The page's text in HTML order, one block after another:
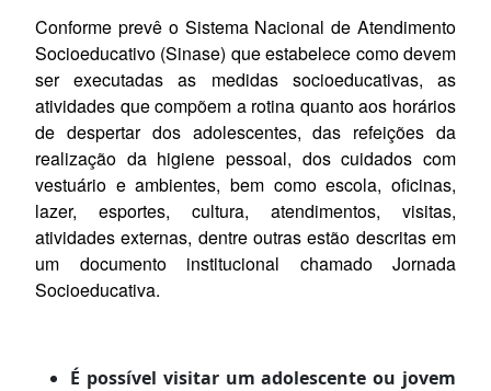
Conforme prevê o Sistema Nacional de Atendimento
Socioeducativo (Sinase) que estabelece como devem
ser executadas as medidas socioeducativas, as
atividades que compõem a rotina quanto aos horários
de despertar dos adolescentes, das refeições da
realização da higiene pessoal, dos cuidados com
vestuário e ambientes, bem como escola, oficinas,
lazer, esportes, cultura, atendimentos, visitas,
atividades externas, dentre outras estão descritas em
um documento institucional chamado Jornada
Socioeducativa.
É possível visitar um adolescente ou jovem